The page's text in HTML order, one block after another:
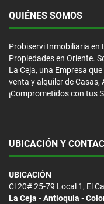
QUIÉNES SOMOS
Probiservi Inmobiliaria en
Propiedades en Oriente.
La Ceja, una Empresa
venta y alquiler de
¡Comprometidos con tus
UBICACIÓN Y
UBICACIÓN
Cl 20# 25-79 Local 1, El
La Ceja - Antioquia -